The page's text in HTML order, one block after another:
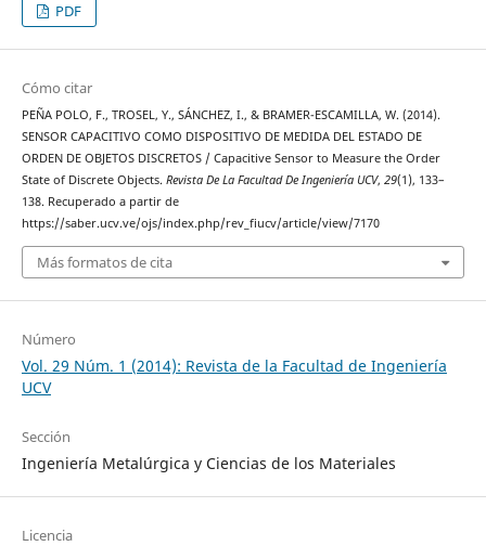
PDF
Cómo citar
PEÑA POLO, F., TROSEL, Y., SÁNCHEZ, I., & BRAMER-ESCAMILLA, W. (2014).
SENSOR CAPACITIVO COMO DISPOSITIVO DE MEDIDA DEL ESTADO DE
ORDEN DE OBJETOS DISCRETOS / Capacitive Sensor to Measure the Order
State of Discrete Objects. Revista De La Facultad De Ingeniería UCV, 29(1), 133–
138. Recuperado a partir de
https://saber.ucv.ve/ojs/index.php/rev_fiucv/article/view/7170
Más formatos de cita
Número
Vol. 29 Núm. 1 (2014): Revista de la Facultad de Ingeniería
UCV
Sección
Ingeniería Metalúrgica y Ciencias de los Materiales
Licencia